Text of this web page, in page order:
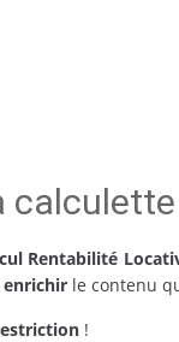
calculette
Rentabilité
enrichirle contenu
!